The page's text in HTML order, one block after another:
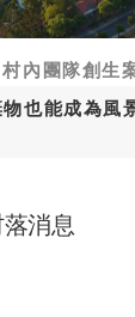
村內團隊創生
也能成為風
消息